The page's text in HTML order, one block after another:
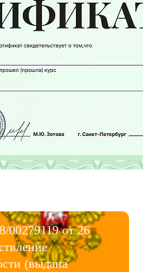
00279119 от 26
(выдана